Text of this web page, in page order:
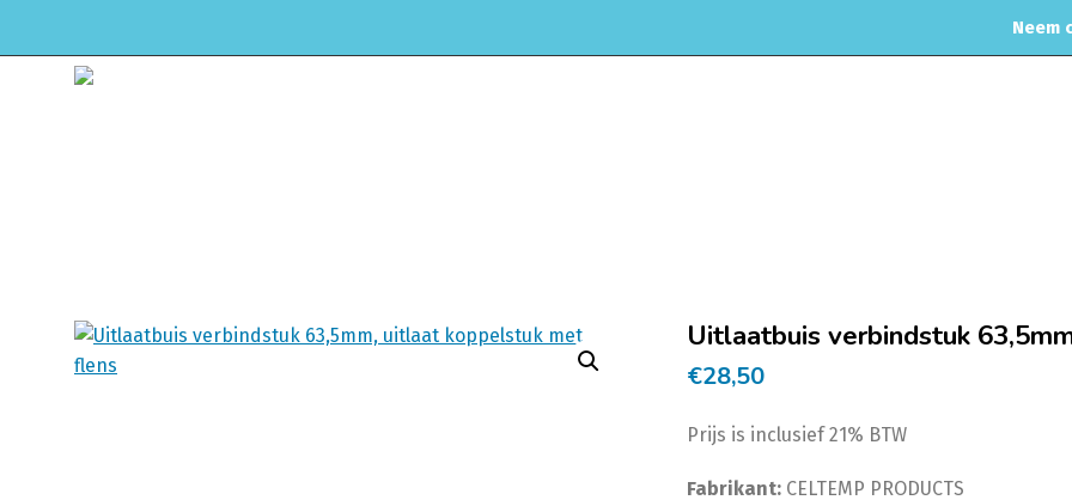
Neem
Uitlaatbuis verbindstuk
€28,50
Prijs is inclusief 21% BTW
Fabrikant: CELTEMP PRODUCTS